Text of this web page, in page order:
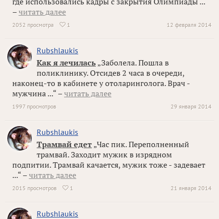
– читать далее
12 февраля 2014
2052 просмотра  1
Rubshlaukis
Как я лечилась „Заболела. Пошла в
поликлинику. Отсидев 2 часа в очереди,
наконец-то в кабинете у отоларинголога. Врач -
мужчина ...“ – читать далее
29 января 2014
1997 просмотров
Rubshlaukis
Трамвай едет „Час пик. Переполненный
трамвай. Заходит мужик в изрядном
подпитии. Трамвай качается, мужик тоже - задевает
...“ – читать далее
21 января 2014
2015 просмотров  1
Rubshlaukis